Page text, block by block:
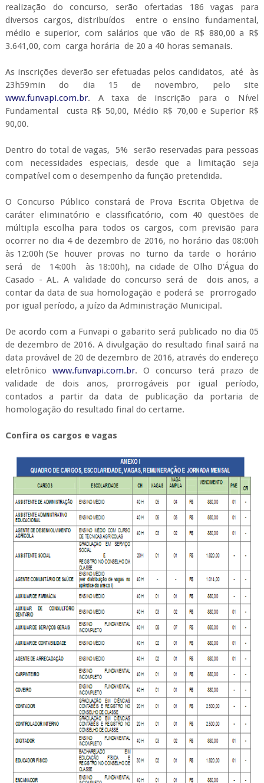
realização do concurso, serão ofertadas 186 vagas para
diversos cargos, distribuídos entre o ensino fundamental,
médio e superior, com salários que vão de R$ 880,00 a R$
3.641,00, com carga horária de 20 a 40 horas semanais.
As inscrições deverão ser efetuadas pelos candidatos, até às
23h59min do dia 15 de novembro, pelo site
www.funvapi.com.br. A taxa de inscrição para o Nível
Fundamental custa R$ 50,00, Médio R$ 70,00 e Superior R$
90,00.
Dentro do total de vagas, 5% serão reservadas para pessoas
com necessidades especiais, desde que a limitação seja
compatível com o desempenho da função pretendida.
O Concurso Público constará de Prova Escrita Objetiva de
caráter eliminatório e classificatório, com 40 questões de
múltipla escolha para todos os cargos, com previsão para
ocorrer no dia 4 de dezembro de 2016, no horário das 08:00h
às 12:00h (Se houver provas no turno da tarde o horário
será de 14:00h às 18:00h), na cidade de Olho D'Água do
Casado - AL. A validade do concurso será de dois anos, a
contar da data de sua homologação e poderá se prorrogado
por igual período, a juízo da Administração Municipal.
De acordo com a Funvapi o gabarito será publicado no dia 05
de dezembro de 2016. A divulgação do resultado final sairá na
data provável de 20 de dezembro de 2016, através do endereço
eletrônico www.funvapi.com.br. O concurso terá prazo de
validade de dois anos, prorrogáveis por igual período,
contados a partir da data de publicação da portaria de
homologação do resultado final do certame.
Confira os cargos e vagas